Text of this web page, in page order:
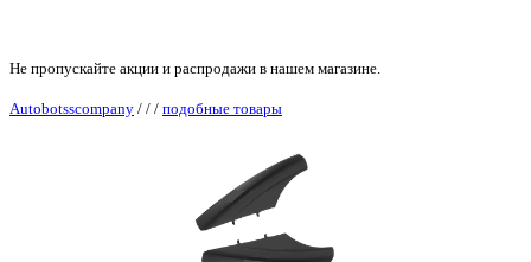
Не пропускайте акции и распродажи в нашем магазине.
Autobotsscompany / / / подобные товары